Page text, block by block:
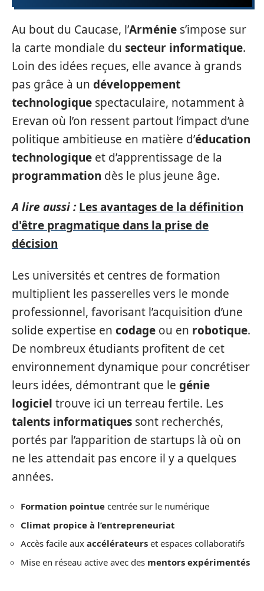
Au bout du Caucase, l’Arménie s’impose sur
la carte mondiale du secteur informatique.
Loin des idées reçues, elle avance à grands
pas grâce à un développement
technologique spectaculaire, notamment à
Erevan où l’on ressent partout l’impact d’une
politique ambitieuse en matière d’éducation
technologique et d’apprentissage de la
programmation dès le plus jeune âge.
A lire aussi : Les avantages de la définition
d'être pragmatique dans la prise de
décision
Les universités et centres de formation
multiplient les passerelles vers le monde
professionnel, favorisant l’acquisition d’une
solide expertise en codage ou en robotique.
De nombreux étudiants profitent de cet
environnement dynamique pour concrétiser
leurs idées, démontrant que le génie
logiciel trouve ici un terreau fertile. Les
talents informatiques sont recherchés,
portés par l’apparition de startups là où on
ne les attendait pas encore il y a quelques
années.
Formation pointue centrée sur le numérique
Climat propice à l’entrepreneuriat
Accès facile aux accélérateurs et espaces collaboratifs
Mise en réseau active avec des mentors expérimentés